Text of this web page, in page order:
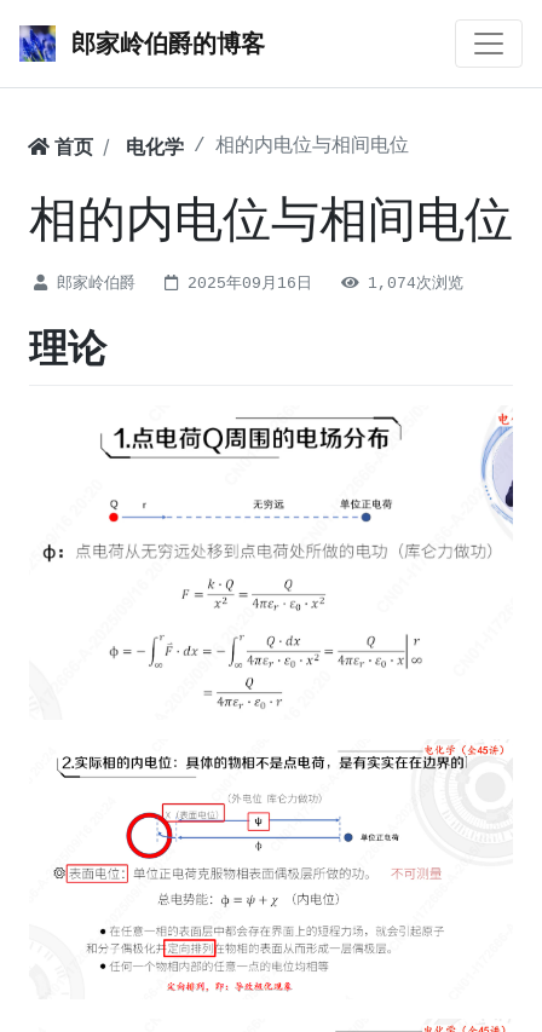
郎家岭伯爵的博客
首页 电化学 相的内电位与相间电位
相的内电位与相间电位
郎家岭伯爵 2025年09月16日 1,074次浏览
理论